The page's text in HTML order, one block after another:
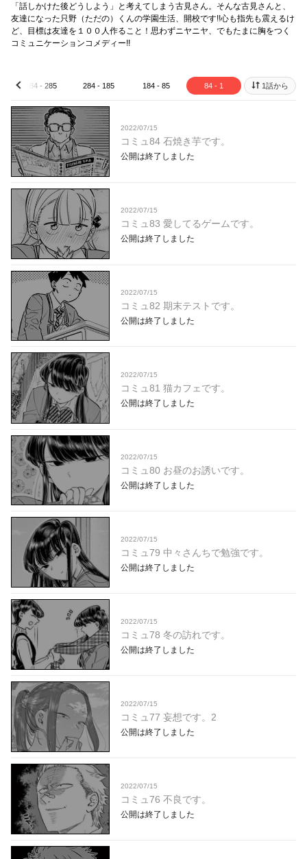
「話しかけた後どうしよう」と考えてしまう古見さん。そんな古見さんと、
友達になった只野（ただの）くんの学園生活、開校です!!心も指先も震えるけ
ど、目標は友達を１００人作ること！思わずニヤニヤ、でもたまに胸をつく
コミュニケーションコメディー!!
384 - 285 284 - 185 184 - 85 84 - 1
prev 1話から
2022/07/15
コミュ84 石焼き芋です。
公開は終了しました
2022/07/15
コミュ83 愛してるゲームです。
公開は終了しました
2022/07/15
コミュ82 期末テストです。
公開は終了しました
2022/07/15
コミュ81 猫カフェです。
公開は終了しました
2022/07/15
コミュ80 お昼のお誘いです。
公開は終了しました
2022/07/15
コミュ79 中々さんちで勉強です。
公開は終了しました
2022/07/15
コミュ78 冬の訪れです。
公開は終了しました
2022/07/15
コミュ77 妄想です。2
公開は終了しました
2022/07/15
コミュ76 不良です。
公開は終了しました